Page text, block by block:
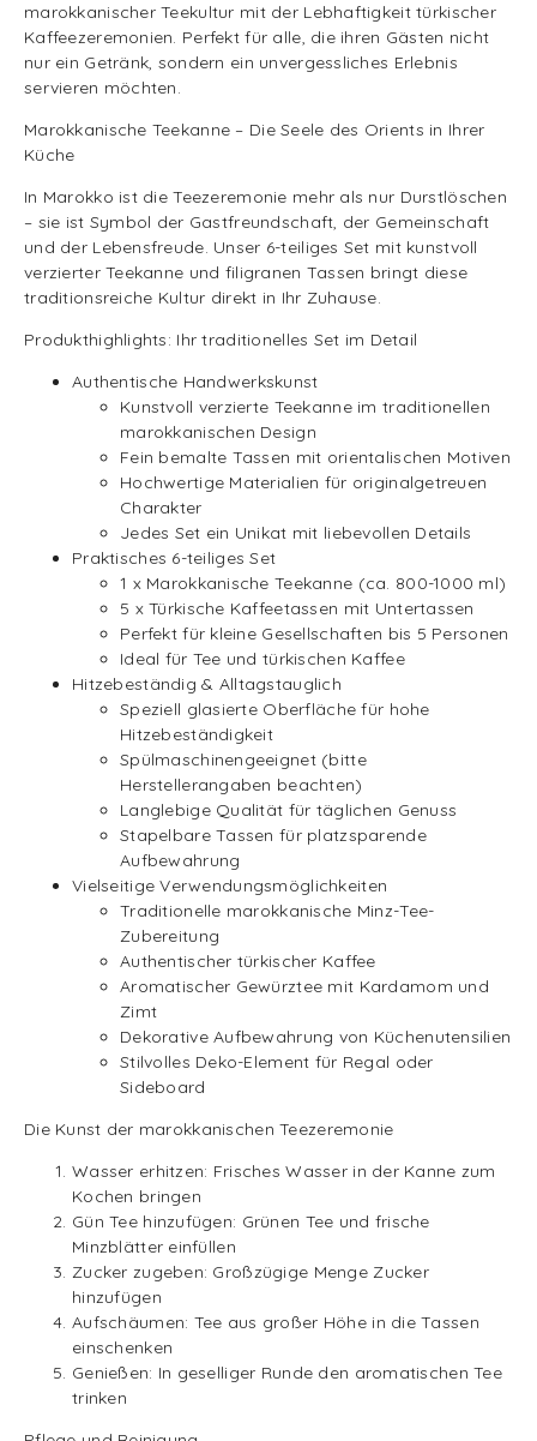
marokkanischer Teekultur mit der Lebhaftigkeit türkischer
Kaffeezeremonien. Perfekt für alle, die ihren Gästen nicht
nur ein Getränk, sondern ein unvergessliches Erlebnis
servieren möchten.
Marokkanische Teekanne – Die Seele des Orients in Ihrer
Küche
In Marokko ist die Teezeremonie mehr als nur Durstlöschen
– sie ist Symbol der Gastfreundschaft, der Gemeinschaft
und der Lebensfreude. Unser 6-teiliges Set mit kunstvoll
verzierter Teekanne und filigranen Tassen bringt diese
traditionsreiche Kultur direkt in Ihr Zuhause.
Produkthighlights: Ihr traditionelles Set im Detail
Authentische Handwerkskunst
Kunstvoll verzierte Teekanne im traditionellen
marokkanischen Design
Fein bemalte Tassen mit orientalischen Motiven
Hochwertige Materialien für originalgetreuen
Charakter
Jedes Set ein Unikat mit liebevollen Details
Praktisches 6-teiliges Set
1 x Marokkanische Teekanne (ca. 800-1000 ml)
5 x Türkische Kaffeetassen mit Untertassen
Perfekt für kleine Gesellschaften bis 5 Personen
Ideal für Tee und türkischen Kaffee
Hitzebeständig & Alltagstauglich
Speziell glasierte Oberfläche für hohe
Hitzebeständigkeit
Spülmaschinengeeignet (bitte
Herstellerangaben beachten)
Langlebige Qualität für täglichen Genuss
Stapelbare Tassen für platzsparende
Aufbewahrung
Vielseitige Verwendungsmöglichkeiten
Traditionelle marokkanische Minz-Tee-
Zubereitung
Authentischer türkischer Kaffee
Aromatischer Gewürztee mit Kardamom und
Zimt
Dekorative Aufbewahrung von Küchenutensilien
Stilvolles Deko-Element für Regal oder
Sideboard
Die Kunst der marokkanischen Teezeremonie
Wasser erhitzen: Frisches Wasser in der Kanne zum
Kochen bringen
Gün Tee hinzufügen: Grünen Tee und frische
Minzblätter einfüllen
Zucker zugeben: Großzügige Menge Zucker
hinzufügen
Aufschäumen: Tee aus großer Höhe in die Tassen
einschenken
Genießen: In geselliger Runde den aromatischen Tee
trinken